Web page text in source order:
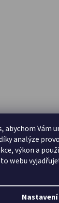
abychom Vám
analýze
výkon a
webu
Nastavení